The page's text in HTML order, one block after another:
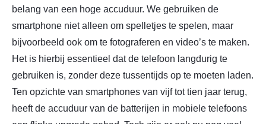
belang van een hoge accuduur. We gebruiken de
smartphone niet alleen om spelletjes te spelen, maar
bijvoorbeeld ook om te fotograferen en video’s te maken.
Het is hierbij essentieel dat de telefoon langdurig te
gebruiken is, zonder deze tussentijds op te moeten laden.
Ten opzichte van smartphones van vijf tot tien jaar terug,
heeft de accuduur van de batterijen in mobiele telefoons